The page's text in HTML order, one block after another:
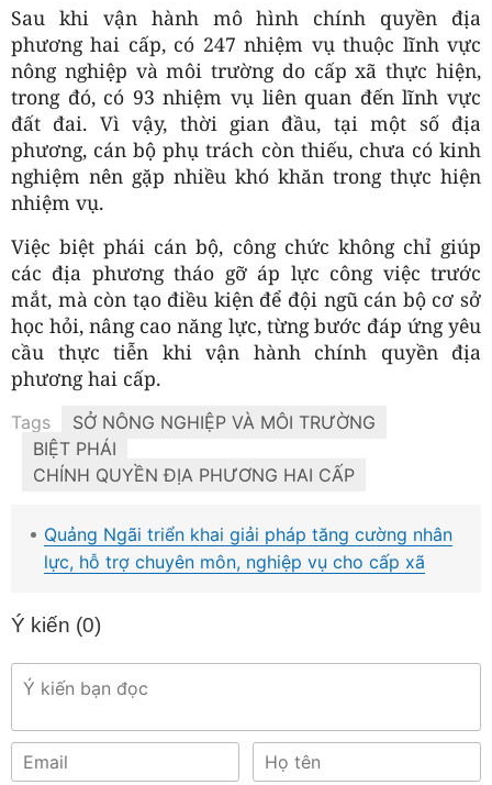
Sau khi vận hành mô hình chính quyền địa
phương hai cấp, có 247 nhiệm vụ thuộc lĩnh vực
nông nghiệp và môi trường do cấp xã thực hiện,
trong đó, có 93 nhiệm vụ liên quan đến lĩnh vực
đất đai. Vì vậy, thời gian đầu, tại một số địa
phương, cán bộ phụ trách còn thiếu, chưa có kinh
nghiệm nên gặp nhiều khó khăn trong thực hiện
nhiệm vụ.
Việc biệt phái cán bộ, công chức không chỉ giúp
các địa phương tháo gỡ áp lực công việc trước
mắt, mà còn tạo điều kiện để đội ngũ cán bộ cơ sở
học hỏi, nâng cao năng lực, từng bước đáp ứng yêu
cầu thực tiễn khi vận hành chính quyền địa
phương hai cấp.
Tags
SỞ NÔNG NGHIỆP VÀ MÔI TRƯỜNG
BIỆT PHÁI
CHÍNH QUYỀN ĐỊA PHƯƠNG HAI CẤP
Quảng Ngãi triển khai giải pháp tăng cường nhân
lực, hỗ trợ chuyên môn, nghiệp vụ cho cấp xã
Ý kiến (0)